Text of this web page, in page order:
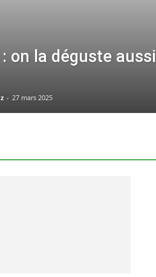
on la déguste aussi
- 27 mars 2025